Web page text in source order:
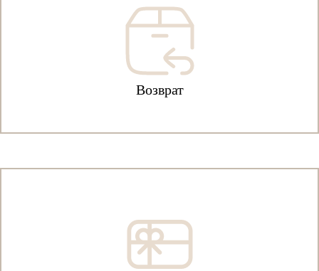
Возврат